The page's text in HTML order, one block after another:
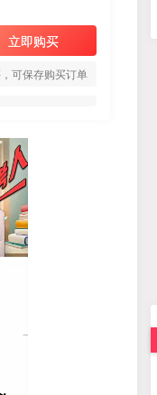
立即购买
可保存购买订单